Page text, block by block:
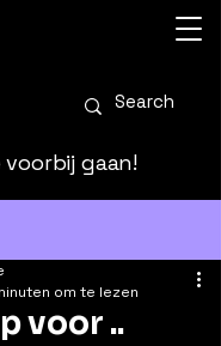
gaan!
voor ..
om te lezen